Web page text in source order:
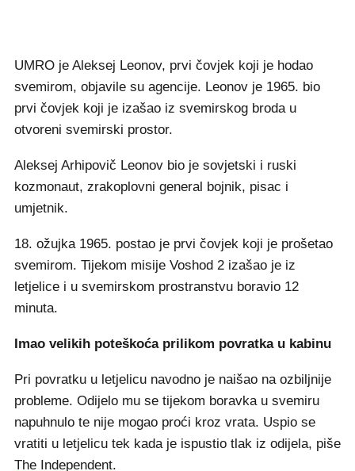
UMRO je Aleksej Leonov, prvi čovjek koji je hodao
svemirom, objavile su agencije. Leonov je 1965. bio
prvi čovjek koji je izašao iz svemirskog broda u
otvoreni svemirski prostor.
Aleksej Arhipovič Leonov bio je sovjetski i ruski
kozmonaut, zrakoplovni general bojnik, pisac i
umjetnik.
18. ožujka 1965. postao je prvi čovjek koji je prošetao
svemirom. Tijekom misije Voshod 2 izašao je iz
letjelice i u svemirskom prostranstvu boravio 12
minuta.
Imao velikih poteškoća prilikom povratka u kabinu
Pri povratku u letjelicu navodno je naišao na ozbiljnije
probleme. Odijelo mu se tijekom boravka u svemiru
napuhnulo te nije mogao proći kroz vrata. Uspio se
vratiti u letjelicu tek kada je ispustio tlak iz odijela, piše
The Independent.